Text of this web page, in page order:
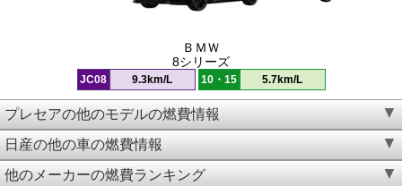
ＢＭＷ
8シリーズ
JC08 9.3km/L 10・15 5.7km/L
プレセアの他のモデルの燃費情報
日産の他の車の燃費情報
他のメーカーの燃費ランキング